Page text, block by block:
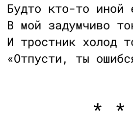
Будто кто-то иной
В мой задумчиво
И тростник холод
«Отпусти, ты
* *